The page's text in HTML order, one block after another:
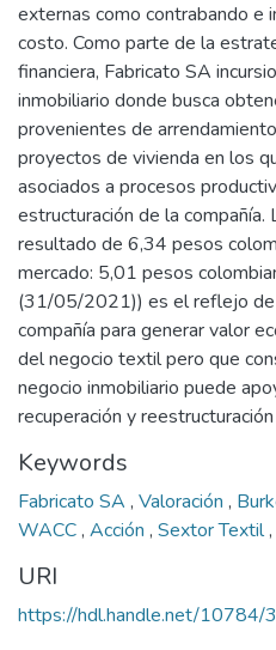
externas como contrabando e
costo. Como parte de la
financiera, Fabricato SA
inmobiliario donde busca
provenientes de
proyectos de vivienda en los
asociados a procesos
estructuración de la compañía.
resultado de 6,34 pesos
mercado: 5,01 pesos
(31/05/2021)) es el reflejo de
compañía para generar valor
del negocio textil pero que
negocio inmobiliario puede
recuperación y
Keywords
Fabricato SA , Valoración ,
WACC, Acción , Sextor Textil,
URI
https://hdl.handle.net/10784/